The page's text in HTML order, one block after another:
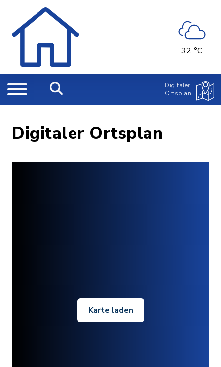
32 °C
Digitaler
Ortsplan
Digitaler Ortsplan
Karte laden